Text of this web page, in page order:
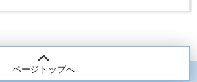
ページトップへ